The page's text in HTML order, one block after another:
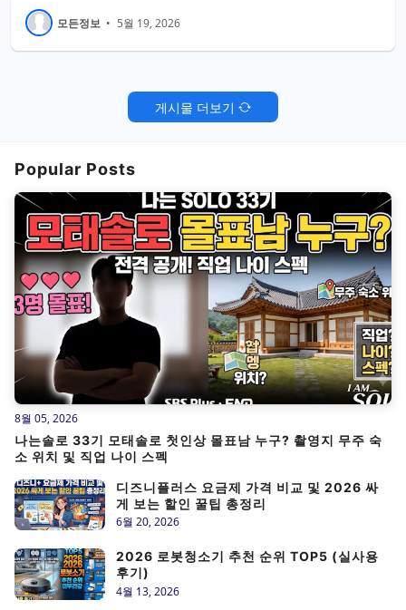
모든정보 • 5월 19, 2026
게시물 더보기
Popular Posts
나는솔로 33기 모태솔로 첫인상 몰표남 누구? 촬영지 무주 숙
소 위치 및 직업 나이 스펙
8월 05, 2026
디즈니플러스 요금제 가격 비교 및 2026 싸
게 보는 할인 꿀팁 총정리
6월 20, 2026
2026 로봇청소기 추천 순위 TOP5 (실사용
후기)
4월 13, 2026